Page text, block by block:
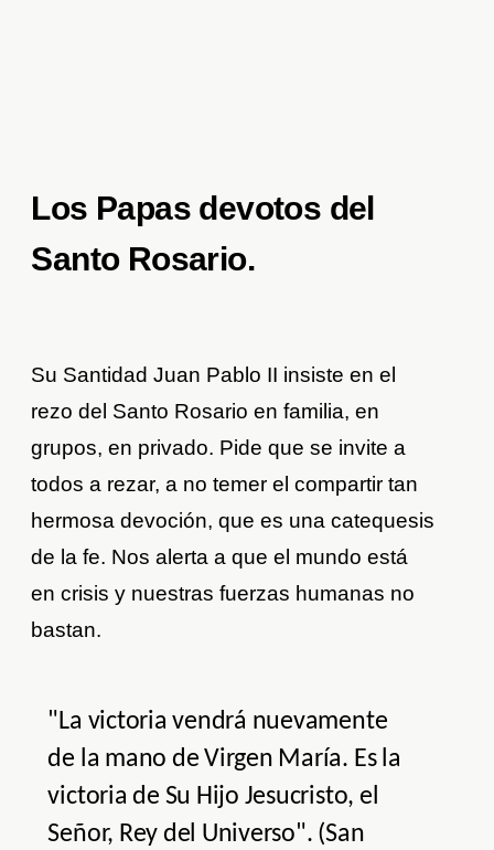
Los Papas devotos del
Santo Rosario.
Su Santidad Juan Pablo II insiste en el
rezo del Santo Rosario en familia, en
grupos, en privado. Pide que se invite a
todos a rezar, a no temer el compartir tan
hermosa devoción, que es una catequesis
de la fe. Nos alerta a que el mundo está
en crisis y nuestras fuerzas humanas no
bastan.
"La victoria vendrá nuevamente
de la mano de Virgen María. Es la
victoria de Su Hijo Jesucristo, el
Señor, Rey del Universo". (San